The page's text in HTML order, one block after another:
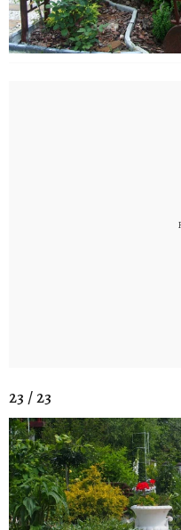
23 / 23